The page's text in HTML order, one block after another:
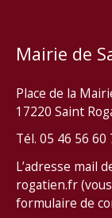
Mairie de
Place de la
17220 Saint
Tél. 05 46 56 60
L’adresse mail
rogatien.fr
formulaire de